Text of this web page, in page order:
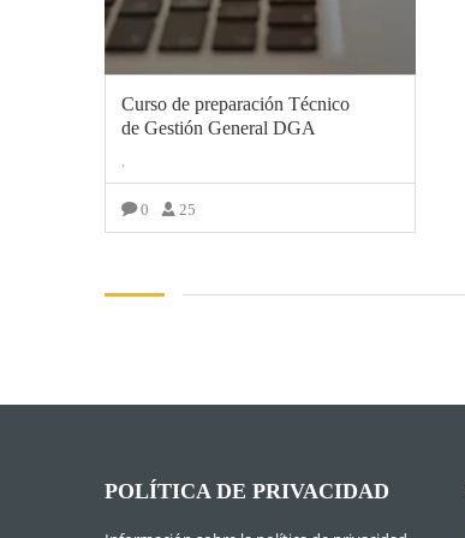
Curso de preparación Técnico
de Gestión General DGA
,
0 25
POLÍTICA DE PRIVACIDAD